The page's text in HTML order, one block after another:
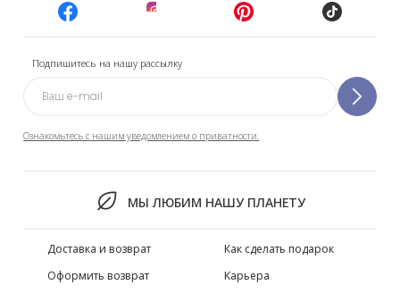
Подпишитесь на нашу рассылку
Ознакомьтесь с нашим уведомлением о приватности.
МЫ ЛЮБИМ НАШУ ПЛАНЕТУ
Доставка и возврат
Оформить возврат
Как сделать подарок
Карьера